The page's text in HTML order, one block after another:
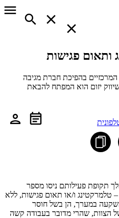
ותאום פגישות
בהפיכת חברת מגיבה
יזום הוא המפתח להבאת
תקופת פעילותם ניסו מספר
טלמרקטינג ו/או תאום פגישות, ללא
במערך, הן בשל חוסר
הצוות, שהרי מדובר בעבודה קשה